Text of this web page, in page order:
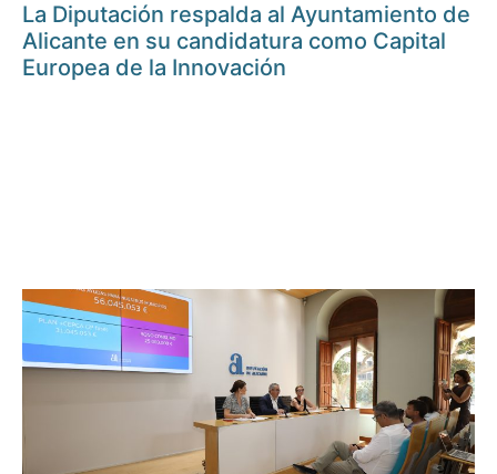
La Diputación respalda al Ayuntamiento de
Alicante en su candidatura como Capital
Europea de la Innovación